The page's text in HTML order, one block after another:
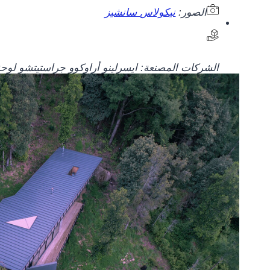
الصور: نيكولاس سانشيز
الشركات المصنعة:ايسرلينوأراوكوو جراستيتشو